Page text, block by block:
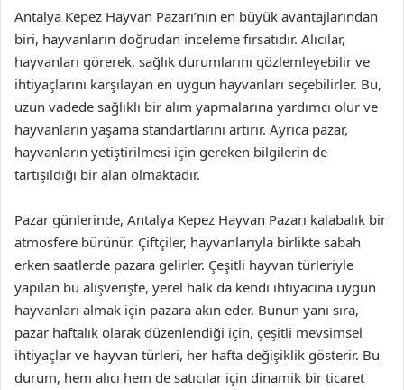
Antalya Kepez Hayvan Pazarı’nın en büyük avantajlarından
biri, hayvanların doğrudan inceleme fırsatıdır. Alıcılar,
hayvanları görerek, sağlık durumlarını gözlemleyebilir ve
ihtiyaçlarını karşılayan en uygun hayvanları seçebilirler. Bu,
uzun vadede sağlıklı bir alım yapmalarına yardımcı olur ve
hayvanların yaşama standartlarını artırır. Ayrıca pazar,
hayvanların yetiştirilmesi için gereken bilgilerin de
tartışıldığı bir alan olmaktadır.
Pazar günlerinde, Antalya Kepez Hayvan Pazarı kalabalık bir
atmosfere bürünür. Çiftçiler, hayvanlarıyla birlikte sabah
erken saatlerde pazara gelirler. Çeşitli hayvan türleriyle
yapılan bu alışverişte, yerel halk da kendi ihtiyacına uygun
hayvanları almak için pazara akın eder. Bunun yanı sıra,
pazar haftalık olarak düzenlendiği için, çeşitli mevsimsel
ihtiyaçlar ve hayvan türleri, her hafta değişiklik gösterir. Bu
durum, hem alıcı hem de satıcılar için dinamik bir ticaret